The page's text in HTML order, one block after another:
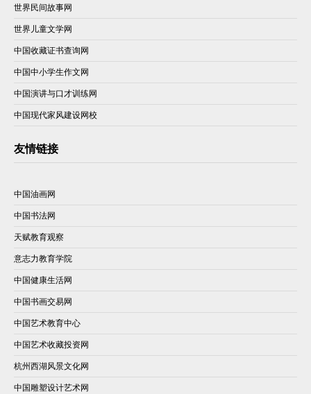
世界民间故事网
世界儿童文学网
中国收藏证书查询网
中国中小学生作文网
中国演讲与口才训练网
中国现代家风建设网校
友情链接
中国油画网
中国书法网
天赋教育观察
意志力教育学院
中国健康生活网
中国书画交易网
中国艺术教育中心
中国艺术收藏投资网
杭州西湖风景文化网
中国雕塑设计艺术网